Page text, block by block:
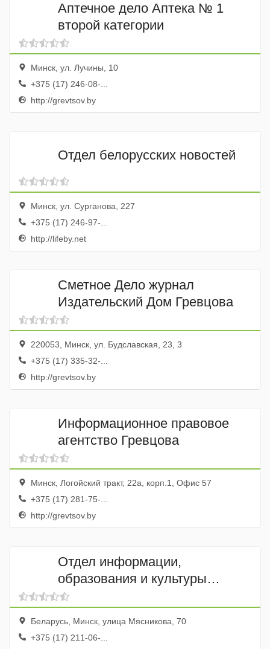
Аптечное дело Аптека № 1
второй категории
Минск, ул. Лучины, 10
+375 (17) 246-08-...
http://grevtsov.by
Отдел белорусских новостей
Минск, ул. Сурганова, 227
+375 (17) 246-97-...
http://lifeby.net
Сметное Дело журнал
Издательский Дом Гревцова
220053, Минск, ул. Будславская, 23, 3
+375 (17) 335-32-...
http://grevtsov.by
Информационное правовое
агентство Гревцова
Минск, Логойский тракт, 22а, корп.1, Офис 57
+375 (17) 281-75-...
http://grevtsov.by
Отдел информации,
образования и культуры
Посольства США
Беларусь, Минск, улица Мясникова, 70
+375 (17) 211-06-...